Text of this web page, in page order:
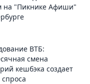
на "Пикнике Афиши"
ВТБ:
смена
кешбэка создает